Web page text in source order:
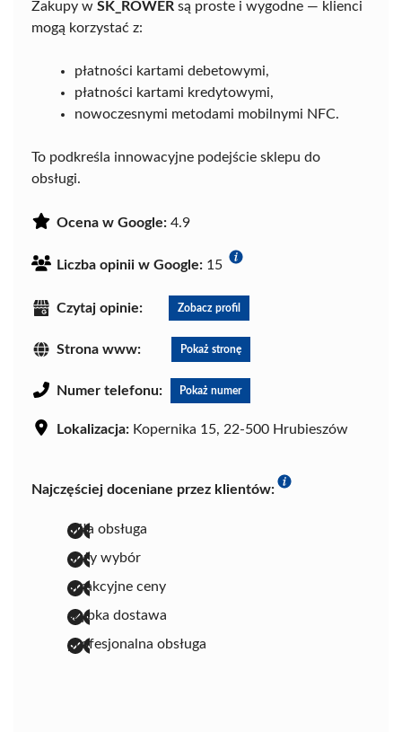
Zakupy w SK_ROWER są proste i wygodne — klienci
mogą korzystać z:
płatności kartami debetowymi,
płatności kartami kredytowymi,
nowoczesnymi metodami mobilnymi NFC.
To podkreśla innowacyjne podejście sklepu do
obsługi.
Ocena w Google: 4.9
Liczba opinii w Google: 15
Czytaj opinie: Zobacz profil
Strona www: Pokaż stronę
Numer telefonu: Pokaż numer
Lokalizacja: Kopernika 15, 22-500 Hrubieszów
Najczęściej doceniane przez klientów:
miła obsługa
duży wybór
atrakcyjne ceny
szybka dostawa
profesjonalna obsługa